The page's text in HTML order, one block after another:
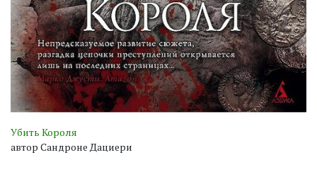
Убить Короля
автор Сандроне Дациери